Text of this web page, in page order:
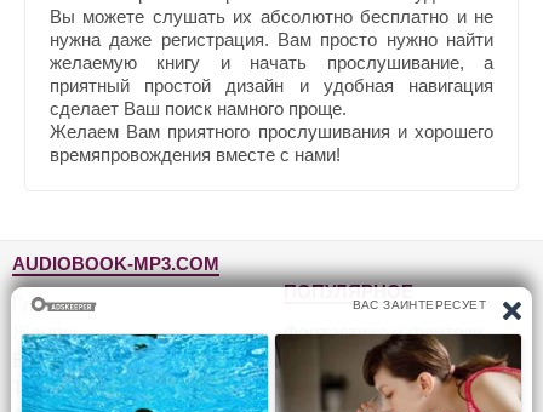
Вы можете слушать их абсолютно бесплатно и не
нужна даже регистрация. Вам просто нужно найти
желаемую книгу и начать прослушивание, а
приятный простой дизайн и удобная навигация
сделает Ваш поиск намного проще.
Желаем Вам приятного прослушивания и хорошего
времяпровождения вместе с нами!
AUDIOBOOK-MP3.COM
Главная
Жанры
Блог
Топ-100
ПОПУЛЯРНОЕ
Фантастика и фэнтези
Детективы, триллеры
Для детей